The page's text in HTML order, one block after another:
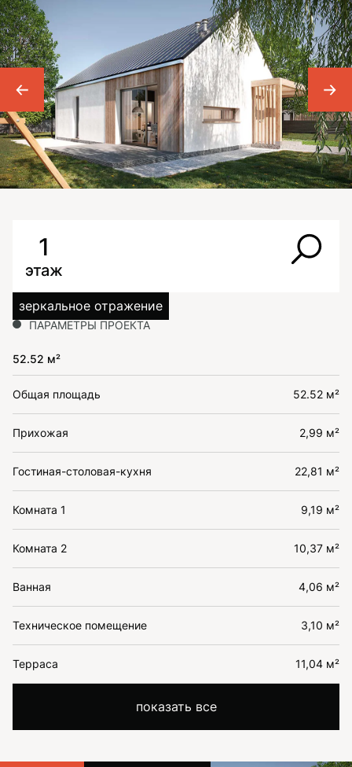
1
этаж
зеркальное отражение
ПАРАМЕТРЫ ПРОЕКТА
52.52 м²
Общая площадь 52.52 м²
Прихожая 2,99 м²
Гостиная-столовая-кухня 22,81 м²
Комната 1 9,19 м²
Комната 2 10,37 м²
Ванная 4,06 м²
Техническое помещение 3,10 м²
Терраса 11,04 м²
показать все